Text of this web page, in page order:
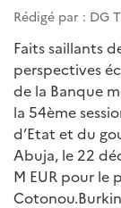
Rédigé par : DG
Faits saillants
perspectives
de la Banque
la 54ème
d’Etat et du
Abuja, le 22
M EUR pour le